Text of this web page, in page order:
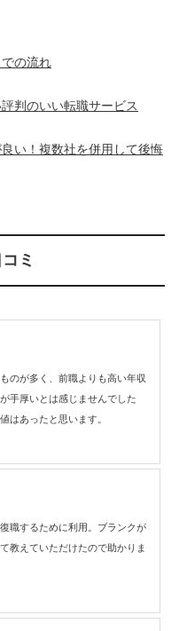
の流れ
判のいい転職サービス
い！複数社を併用して後悔
ミ
のが多く、前職よりも高い年収
手厚いとは感じませんでした
はあったと思います。
職するために利用。ブランクが
教えていただけたので助かりま